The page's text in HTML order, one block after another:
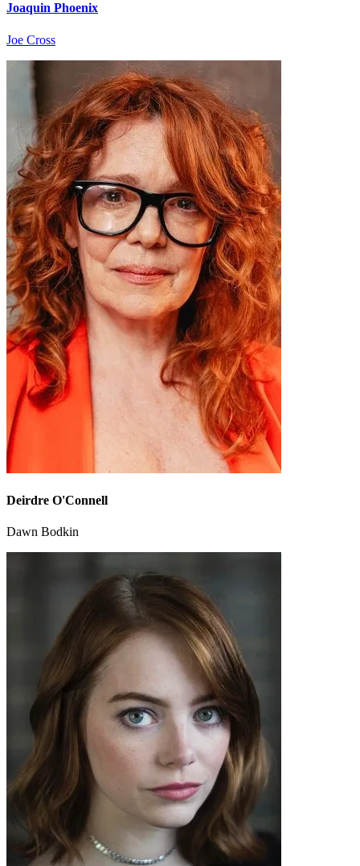
Joaquin Phoenix
Joe Cross
Deirdre O'Connell
Dawn Bodkin